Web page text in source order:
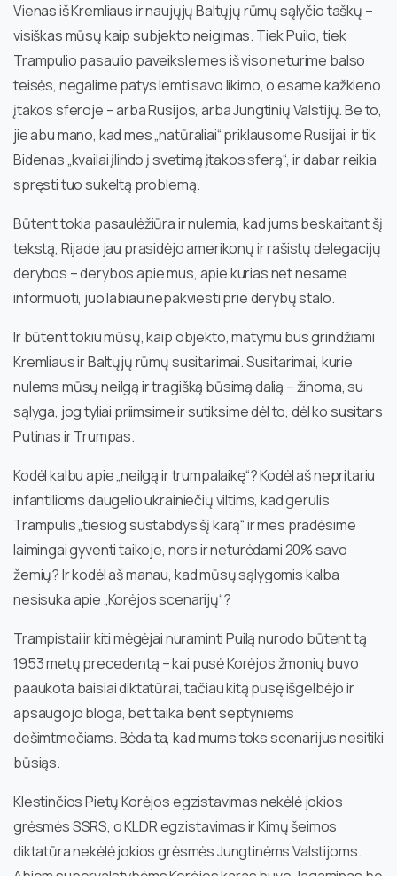
Vienas iš Kremliaus ir naujųjų Baltųjų rūmų sąlyčio taškų –
visiškas mūsų kaip subjekto neigimas. Tiek Puilo, tiek
Trampulio pasaulio paveiksle mes iš viso neturime balso
teisės, negalime patys lemti savo likimo, o esame kažkieno
įtakos sferoje – arba Rusijos, arba Jungtinių Valstijų. Be to,
jie abu mano, kad mes „natūraliai“ priklausome Rusijai, ir tik
Bidenas „kvailai įlindo į svetimą įtakos sferą“, ir dabar reikia
spręsti tuo sukeltą problemą.
Būtent tokia pasaulėžiūra ir nulemia, kad jums beskaitant šį
tekstą, Rijade jau prasidėjo amerikonų ir rašistų delegacijų
derybos – derybos apie mus, apie kurias net nesame
informuoti, juo labiau nepakviesti prie derybų stalo.
Ir būtent tokiu mūsų, kaip objekto, matymu bus grindžiami
Kremliaus ir Baltųjų rūmų susitarimai. Susitarimai, kurie
nulems mūsų neilgą ir tragišką būsimą dalią – žinoma, su
sąlyga, jog tyliai priimsime ir sutiksime dėl to, dėl ko susitars
Putinas ir Trumpas.
Kodėl kalbu apie „neilgą ir trumpalaikę“? Kodėl aš nepritariu
infantilioms daugelio ukrainiečių viltims, kad gerulis
Trampulis „tiesiog sustabdys šį karą“ ir mes pradėsime
laimingai gyventi taikoje, nors ir neturėdami 20% savo
žemių? Ir kodėl aš manau, kad mūsų sąlygomis kalba
nesisuka apie „Korėjos scenarijų“?
Trampistai ir kiti mėgėjai nuraminti Puilą nurodo būtent tą
1953 metų precedentą – kai pusė Korėjos žmonių buvo
paaukota baisiai diktatūrai, tačiau kitą pusę išgelbėjo ir
apsaugojo bloga, bet taika bent septyniems
dešimtmečiams. Bėda ta, kad mums toks scenarijus nesitiki
būsiąs.
Klestinčios Pietų Korėjos egzistavimas nekėlė jokios
grėsmės SSRS, o KLDR egzistavimas ir Kimų šeimos
diktatūra nekėlė jokios grėsmės Jungtinėms Valstijoms.